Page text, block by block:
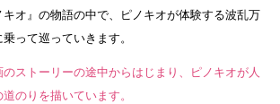
オ』の物語の中で、ピノキオが体験する波乱万
って巡っていきます。
ストーリーの途中からはじまり、ピノキオが人
のりを描いています。